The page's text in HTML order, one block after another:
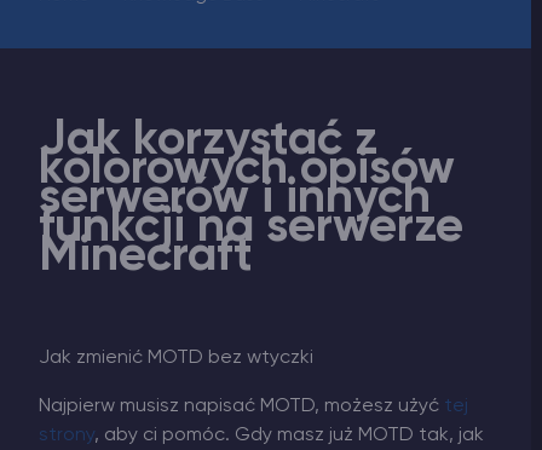
Jak korzystać z
kolorowych opisów
serwerów i innych
funkcji na serwerze
Minecraft
Jak zmienić MOTD bez wtyczki
Najpierw musisz napisać MOTD, możesz użyć tej
strony, aby ci pomóc. Gdy masz już MOTD tak, jak